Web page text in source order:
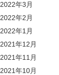
2022年3月
2022年2月
2022年1月
2021年12月
2021年11月
2021年10月